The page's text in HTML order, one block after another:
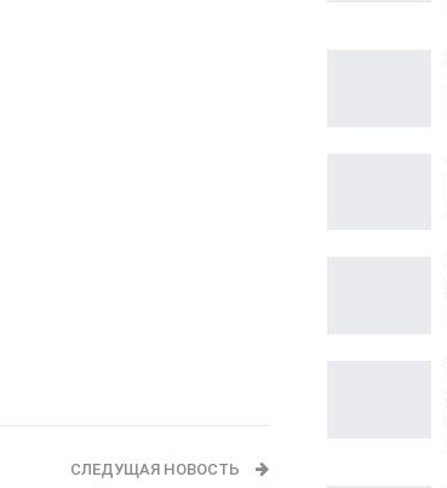
СЛЕДУЩАЯ НОВОСТЬ